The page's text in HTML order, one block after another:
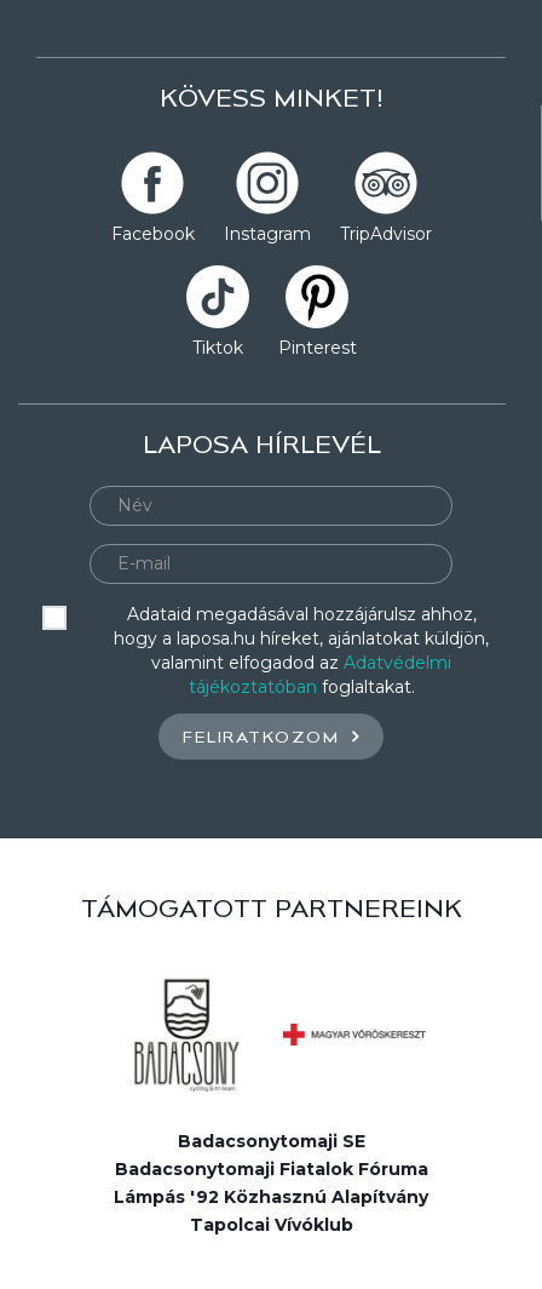
KÖVESS MINKET!
Facebook Instagram TripAdvisor
Tiktok Pinterest
LAPOSA HÍRLEVÉL
Adataid megadásával hozzájárulsz ahhoz,
hogy a laposa.hu híreket, ajánlatokat küldjön,
valamint elfogadod az Adatvédelmi
tájékoztatóban foglaltakat.
FELIRATKOZOM
TÁMOGATOTT PARTNEREINK
Badacsonytomaji SE
Badacsonytomaji Fiatalok Fóruma
Lámpás '92 Közhasznú Alapítvány
Tapolcai Vívóklub